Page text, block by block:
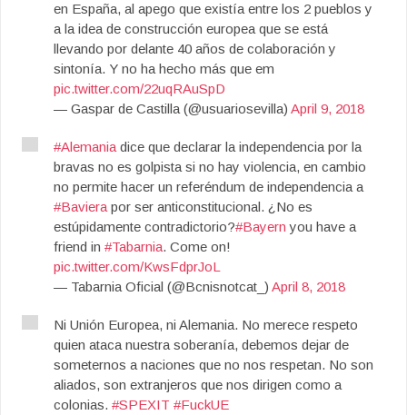
en España, al apego que existía entre los 2 pueblos y
a la idea de construcción europea que se está
llevando por delante 40 años de colaboración y
sintonía. Y no ha hecho más que em
pic.twitter.com/22uqRAuSpD
— Gaspar de Castilla (@usuariosevilla) April 9, 2018
#Alemania dice que declarar la independencia por la
bravas no es golpista si no hay violencia, en cambio
no permite hacer un referéndum de independencia a
#Baviera por ser anticonstitucional. ¿No es
estúpidamente contradictorio?#Bayern you have a
friend in #Tabarnia. Come on!
pic.twitter.com/KwsFdprJoL
— Tabarnia Oficial (@Bcnisnotcat_) April 8, 2018
Ni Unión Europea, ni Alemania. No merece respeto
quien ataca nuestra soberanía, debemos dejar de
someternos a naciones que no nos respetan. No son
aliados, son extranjeros que nos dirigen como a
colonias. #SPEXIT #FuckUE